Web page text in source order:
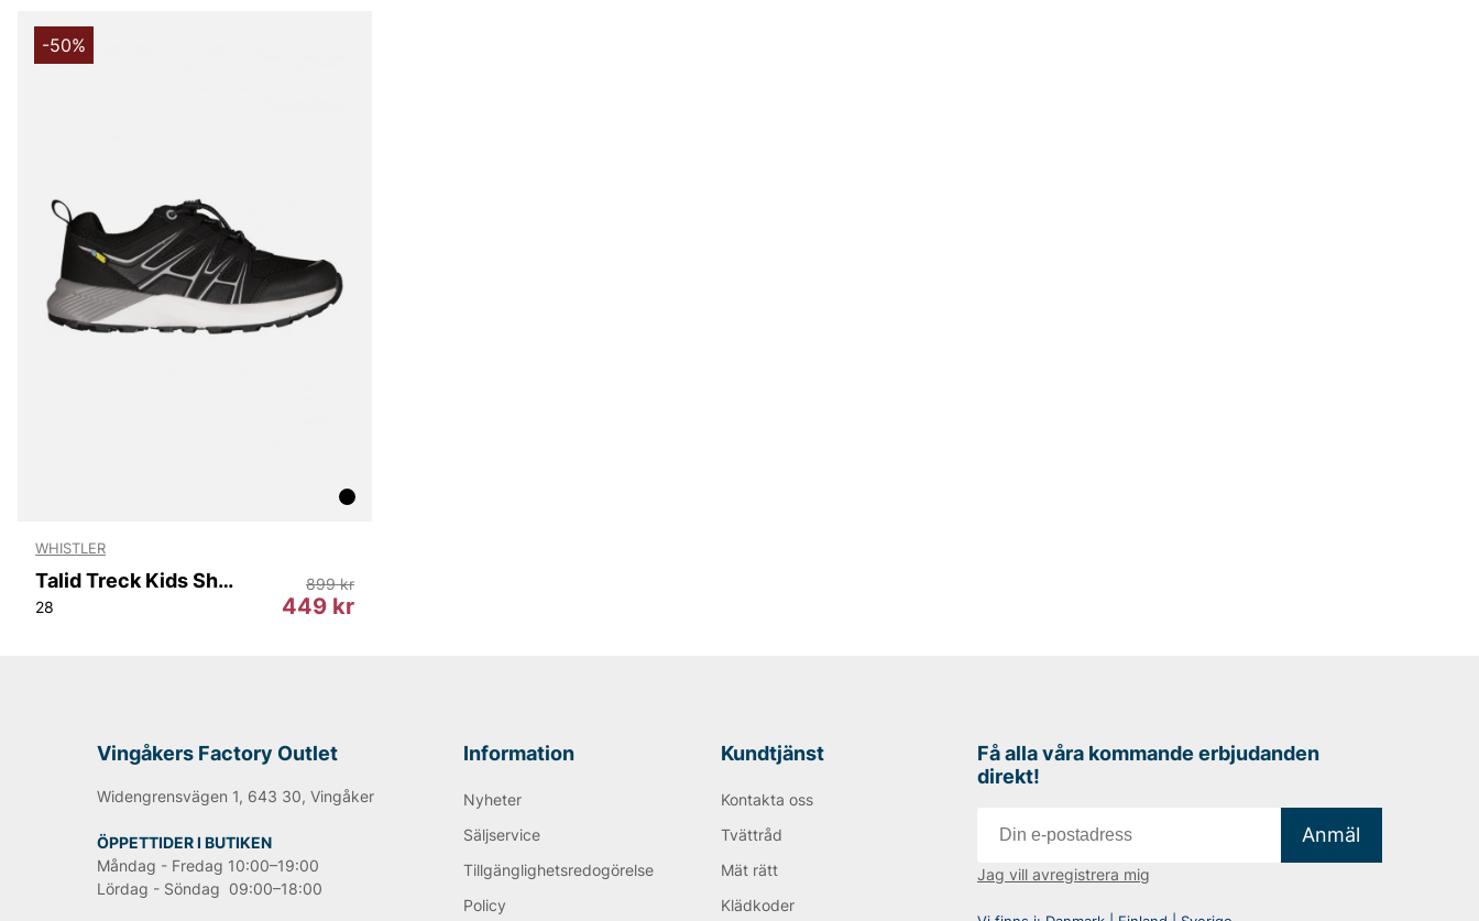
-50%
WHISTLER
Talid Treck Kids Shoe WP
28 449 kr
899 kr
Vingåkers Factory Outlet
Widengrensvägen 1, 643 30, Vingåker
ÖPPETTIDER I BUTIKEN
Måndag - Fredag 10:00–19:00
Lördag - Söndag 09:00–18:00
Information
Nyheter
Säljservice
Tillgänglighetsredogörelse
Policy
Kundtjänst
Kontakta oss
Tvättråd
Mät rätt
Klädkoder
Få alla våra kommande erbjudanden
direkt!
Anmäl
Jag vill avregistrera mig